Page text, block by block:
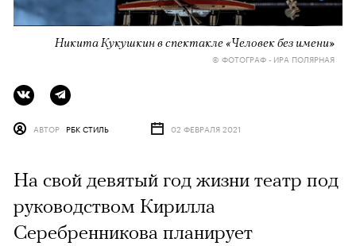
Никита Кукушкин в спектакле «Человек без имени»
© ФОТОГРАФ - ИРА ПОЛЯРНАЯ
АВТОР РБК СТИЛЬ 02 ФЕВРАЛЯ 2021
На свой девятый год жизни театр под
руководством Кирилла
Серебренникова планирует